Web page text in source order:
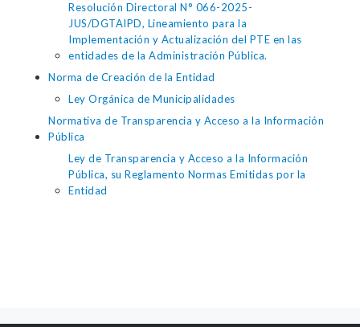
Resolución Directoral N° 066-2025-
JUS/DGTAIPD, Lineamiento para la
Implementación y Actualización del PTE en las
entidades de la Administración Pública.
Norma de Creación de la Entidad
Ley Orgánica de Municipalidades
Normativa de Transparencia y Acceso a la Información
Pública
Ley de Transparencia y Acceso a la Información
Pública, su Reglamento Normas Emitidas por la
Entidad